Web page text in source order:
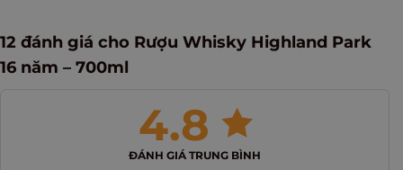
12 đánh giá cho Rượu Whisky Highland Park
16 năm – 700ml
4.8
ĐÁNH GIÁ TRUNG BÌNH